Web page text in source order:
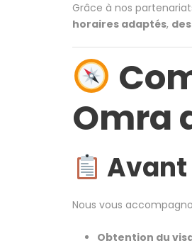
Grâce à nos
horaires adaptés,
Omra
Nous vous
Obtention du